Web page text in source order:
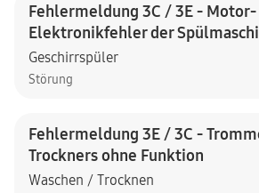
Fehlermeldung 3C / 3E -
Elektronikfehler der
Geschirrspüler
Störung
Fehlermeldung 3E / 3C -
Trockners ohne Funktion
Waschen / Trocknen